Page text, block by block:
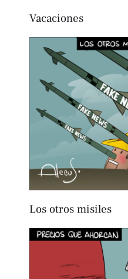
Vacaciones
Los otros misiles